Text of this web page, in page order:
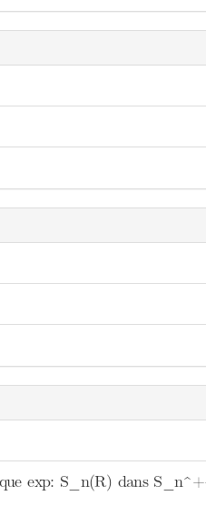
que exp: S_n(R) dans